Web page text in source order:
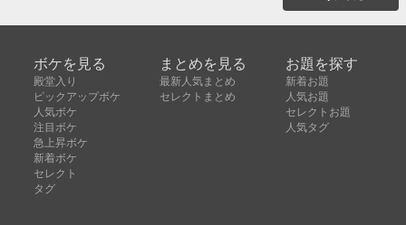
ボケを見る
殿堂入り
ピックアップボケ
人気ボケ
注目ボケ
急上昇ボケ
新着ボケ
セレクト
タグ
まとめを見る
最新人気まとめ
セレクトまとめ
お題を探す
新着お題
人気お題
セレクトお題
人気タグ